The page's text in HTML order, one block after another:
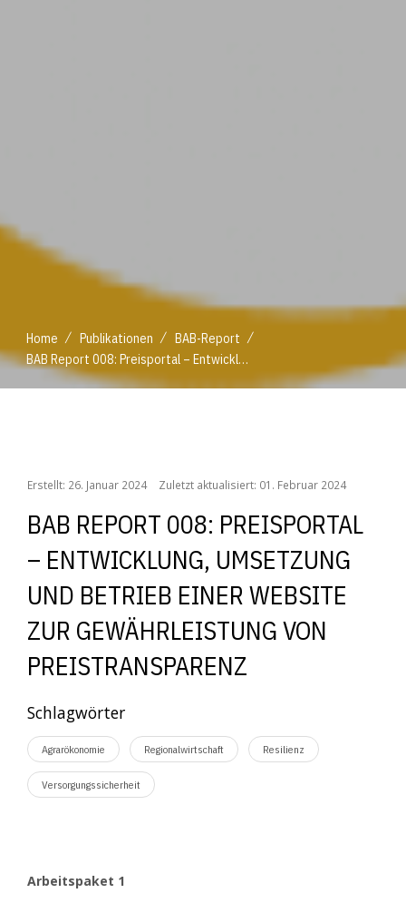
Home / Publikationen / BAB-Report /
BAB Report 008: Preisportal – Entwicklung, Umsetzung und Betrieb einer Website zur Gewährleistung von Preistransparenz
Erstellt: 26. Januar 2024 Zuletzt aktualisiert: 01. Februar 2024
BAB REPORT 008: PREISPORTAL
– ENTWICKLUNG, UMSETZUNG
UND BETRIEB EINER WEBSITE
ZUR GEWÄHRLEISTUNG VON
PREISTRANSPARENZ
Schlagwörter
Agrarökonomie Regionalwirtschaft Resilienz
Versorgungssicherheit
Arbeitspaket 1